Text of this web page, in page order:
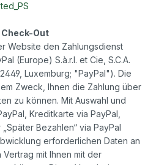
Check-Out
Website den Zahlungsdienst
(Europe) S.à.r.l. et Cie, S.C.A.
Luxemburg; "PayPal"). Die
Zweck, Ihnen die Zahlung über
zu können. Mit Auswahl und
Kreditkarte via PayPal,
Bezahlen“ via PayPal
erforderlichen Daten an
mit Ihnen mit der